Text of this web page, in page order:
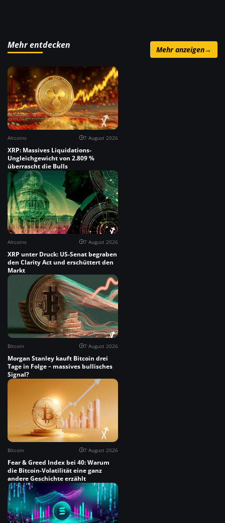
Mehr entdecken Mehr anzeigen→
Altcoins 7 August 2026
XRP: Massives Liquidations-
Ungleichgewicht von 2.809 %
überrascht die Bulls
Altcoins 7 August 2026
XRP unter Druck: US-Senat begraben
den Clarity Act und erschüttert den
Markt
Bitcoin 7 August 2026
Morgan Stanley kauft Bitcoin drei
Tage in Folge – massives bullisches
Signal?
Bitcoin 7 August 2026
Fear & Greed Index bei 40: Warum
die Bitcoin-Volatilität eine ganz
andere Geschichte erzählt